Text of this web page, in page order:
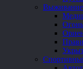
Выживание